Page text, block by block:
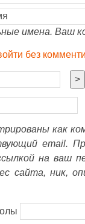
имена. Ваш
без
>
как
email.
на ваш
сайта, ник,